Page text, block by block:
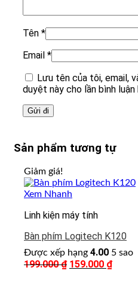
Tên *
Email *
Lưu tên của tôi, email,
duyệt này cho lần bình
Sản phẩm tương tự
Giảm giá!
Xem Nhanh
Linh kiện máy tính
Bàn phím Logitech K120
Được xếp hạng 4.00 5 sao
199.000₫ Giá
159.000 ₫Giá